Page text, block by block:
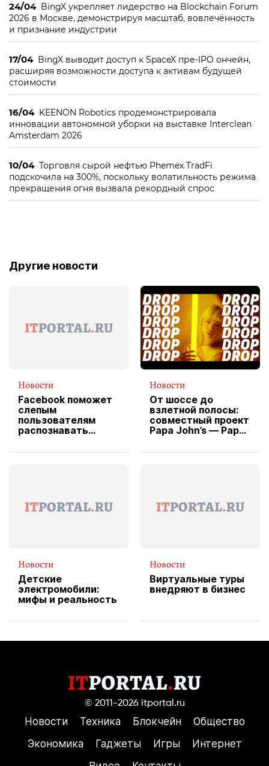
24/04 BingX укрепляет лидерство на Blockchain Forum
2026 в Москве, демонстрируя масштаб, вовлечённость
и признание индустрии
17/04 BingX выводит доступ к SpaceX пре-IPO ончейн,
расширяя возможности доступа к активам будущей
стоимости
16/04 KEENON Robotics продемонстрировала
инновации автономной уборки на выставке Interclean
Amsterdam 2026
10/04 Торговля сырой нефтью Phemex TradFi
подскочила на 300%, поскольку волатильность режима
прекращения огня вызвала рекордный спрос
Другие новости
Новости
Facebook поможет
слепым
пользователям
распознавать
Новости
От шоссе до
взлетной полосы:
совместный проект
Papa John’s — Papa
вводит
Новости
Детские
электромобили:
мифы и реальность
Новости
Виртуальные туры
внедряют в бизнес
© 2011-2026 itportal.ru
Новости Техника Блокчейн
Общество
Экономика
Гаджеты Игры
Интернет